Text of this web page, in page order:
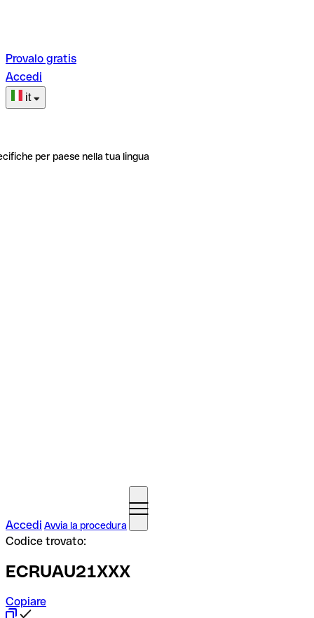
Provalo gratis
Accedi
it
per paese nella tua lingua
Accedi Avvia la procedura
Codice trovato:
ECRUAU21XXX
Copiare